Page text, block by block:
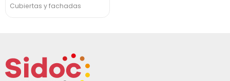
Cubiertas y fachadas